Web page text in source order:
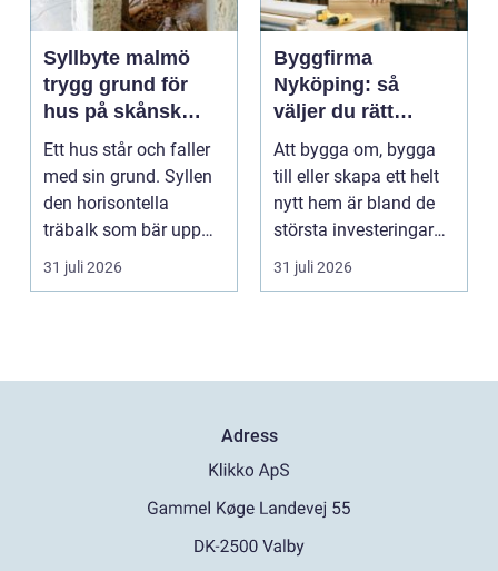
Syllbyte malmö
trygg grund för
hus på skånsk
mark
Ett hus står och faller
med sin grund. Syllen
den horisontella
träbalk som bär upp
väggarna mot pla...
31 juli 2026
Byggfirma
Nyköping: så
väljer du rätt
partner för ditt
projekt
Att bygga om, bygga
till eller skapa ett helt
nytt hem är bland de
största investeringar
m...
31 juli 2026
Adress